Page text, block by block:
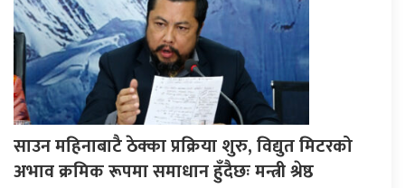
साउन महिनाबाटै ठेक्का प्रक्रिया शुरु, विद्युत मिटरको
अभाव क्रमिक रूपमा समाधान हुँदैछः मन्त्री श्रेष्ठ